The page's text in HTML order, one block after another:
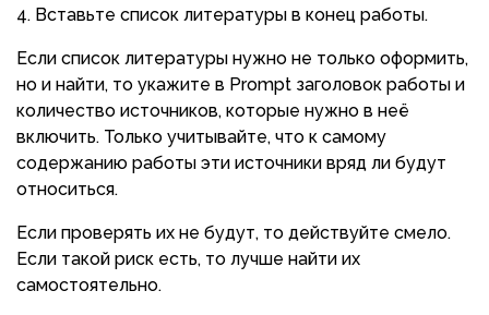
4. Вставьте список литературы в конец работы.
Если список литературы нужно не только оформить,
но и найти, то укажите в Prompt заголовок работы и
количество источников, которые нужно в неё
включить. Только учитывайте, что к самому
содержанию работы эти источники вряд ли будут
относиться.
Если проверять их не будут, то действуйте смело.
Если такой риск есть, то лучше найти их
самостоятельно.